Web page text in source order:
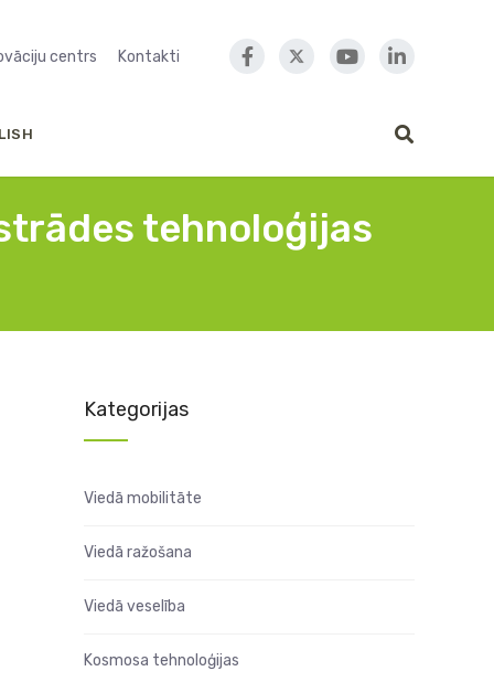
centrs Kontakti
tehnoloģijas
Kategorijas
Viedā mobilitāte
Viedā ražošana
Viedā veselība
Kosmosa tehnoloģijas